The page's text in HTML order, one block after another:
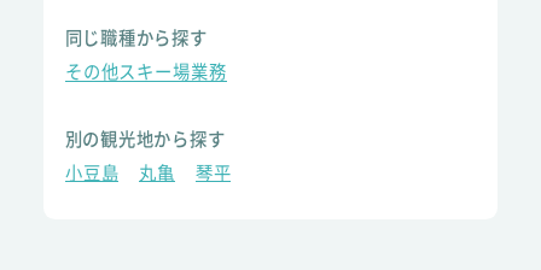
同じ職種から探す
その他スキー場業務
別の観光地から探す
小豆島
丸亀 琴平